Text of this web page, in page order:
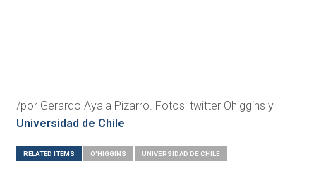
/por Gerardo Ayala Pizarro. Fotos: twitter Ohiggins y
Universidad de Chile
RELATED ITEMS O'HIGGINS UNIVERSIDAD DE CHILE